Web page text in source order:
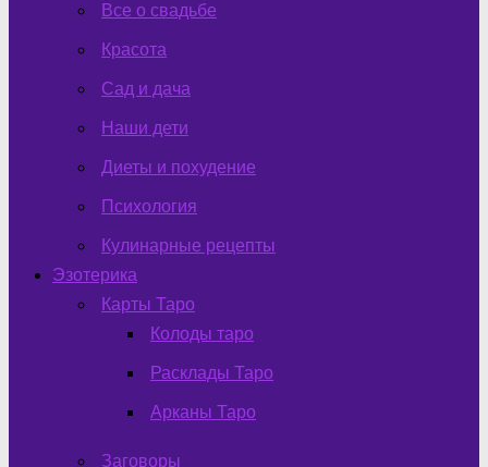
Все о свадьбе
Красота
Сад и дача
Наши дети
Диеты и похудение
Психология
Кулинарные рецепты
Эзотерика
Карты Таро
Колоды таро
Расклады Таро
Арканы Таро
Заговоры